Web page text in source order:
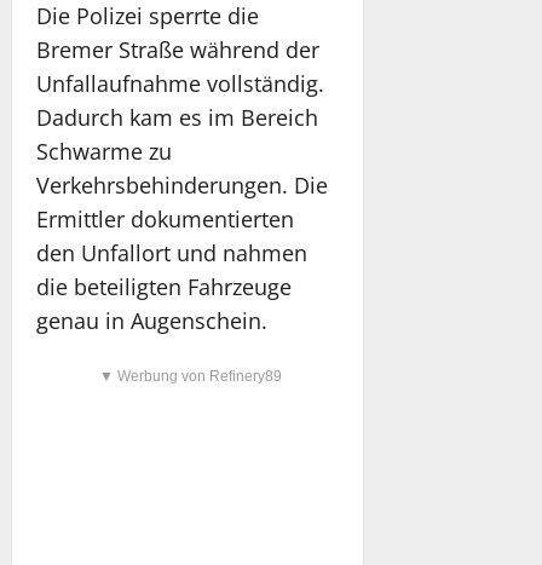
Die Polizei sperrte die
Bremer Straße während der
Unfallaufnahme vollständig.
Dadurch kam es im Bereich
Schwarme zu
Verkehrsbehinderungen. Die
Ermittler dokumentierten
den Unfallort und nahmen
die beteiligten Fahrzeuge
genau in Augenschein.
▼ Werbung von Refinery89